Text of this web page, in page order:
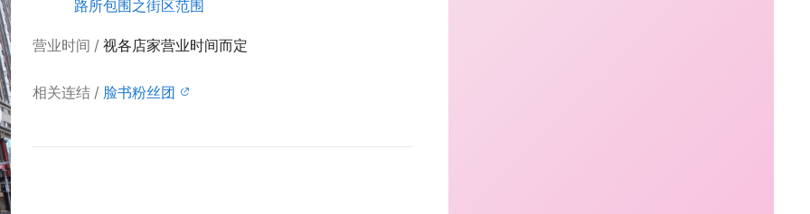
路所包围之街区范围
营业时间 视各店家营业时间而定
相关连结 脸书粉丝团